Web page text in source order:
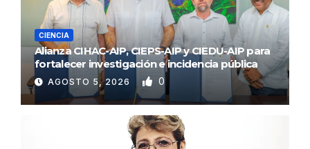
CIENCIA
Alianza CIHAC-AIP, CIEPS-AIP y CIEDU-AIP para
fortalecer investigación e incidencia pública
AGOSTO 5, 2026 0